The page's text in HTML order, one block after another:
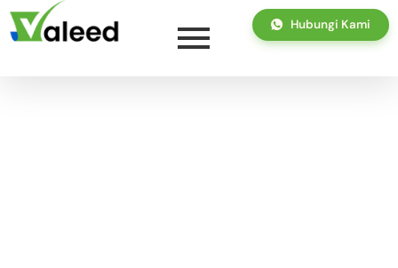
Hubungi Kami